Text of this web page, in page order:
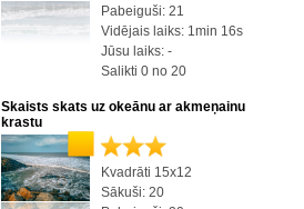
Pabeiguši: 21
Vidējais laiks: 1min 16s
Jūsu laiks: -
Salikti 0 no 20
Skaists skats uz okeānu ar akmeņainu
krastu
Kvadrāti 15x12
Sākuši: 20